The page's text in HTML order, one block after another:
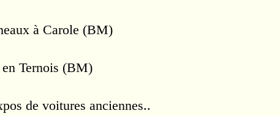
à Carole (BM)
Ternois (BM)
de voitures anciennes..